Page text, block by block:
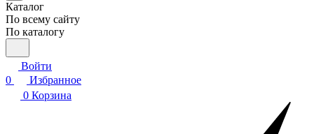
Каталог
По всему сайту
По каталогу
Войти
0
Избранное
0 Корзина